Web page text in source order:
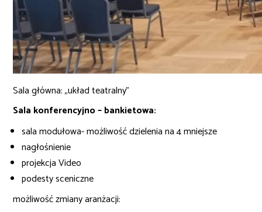
Sala główna: „układ teatralny”
Sala konferencyjno – bankietowa:
sala modułowa- możliwość dzielenia na 4 mniejsze
nagłośnienie
projekcja Video
podesty sceniczne
możliwość zmiany aranżacji: